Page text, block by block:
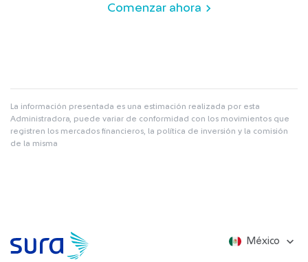
Comenzar ahora
La información presentada es una estimación realizada por esta
Administradora, puede variar de conformidad con los movimientos que
registren los mercados financieros, la política de inversión y la comisión
de la misma
México